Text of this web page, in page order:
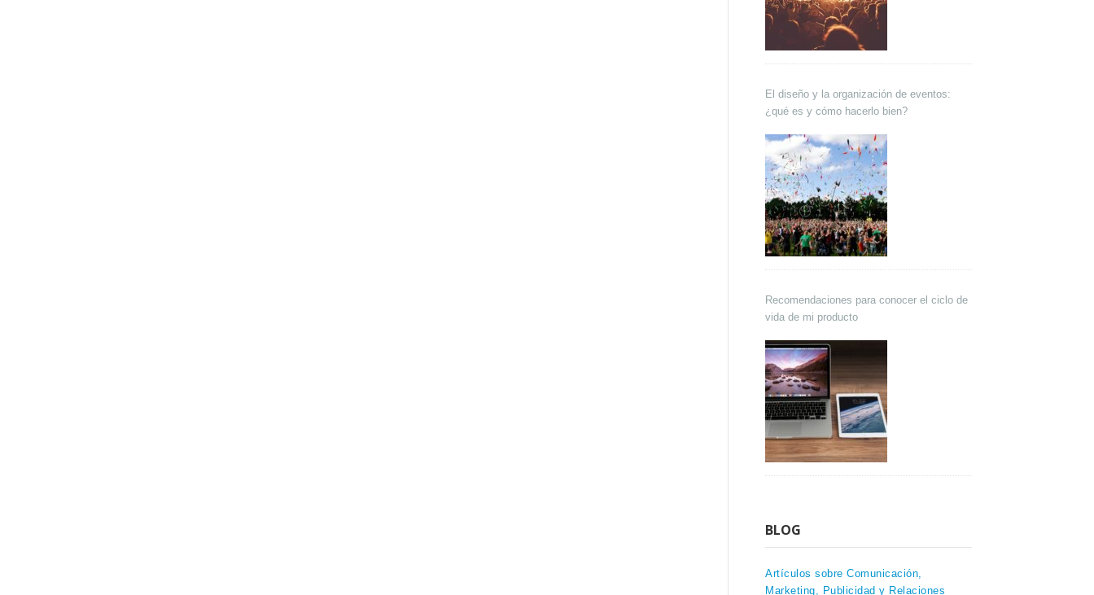
El diseño y la organización de eventos:
¿qué es y cómo hacerlo bien?
Recomendaciones para conocer el ciclo de
vida de mi producto
BLOG
Artículos sobre Comunicación,
Marketing, Publicidad y Relaciones